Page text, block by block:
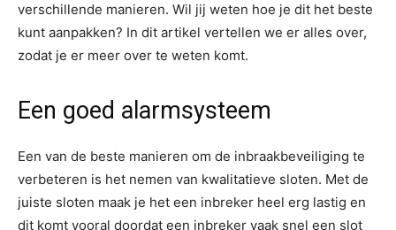
verschillende manieren. Wil jij weten hoe je dit het beste
kunt aanpakken? In dit artikel vertellen we er alles over,
zodat je er meer over te weten komt.
Een goed alarmsysteem
Een van de beste manieren om de inbraakbeveiliging te
verbeteren is het nemen van kwalitatieve sloten. Met de
juiste sloten maak je het een inbreker heel erg lastig en
dit komt vooral doordat een inbreker vaak snel een slot